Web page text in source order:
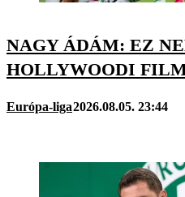
NAGY ÁDÁM: EZ
HOLLYWOODI
Európa-liga2026.08.05. 23:44